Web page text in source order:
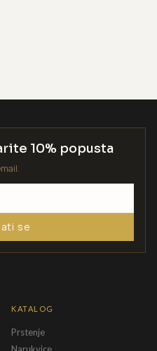
10% popusta
se
KATALOG
Prstenje